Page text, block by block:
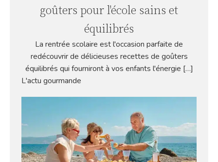
goûters pour l'école sains et
équilibrés
La rentrée scolaire est l'occasion parfaite de
redécouvrir de délicieuses recettes de goûters
équilibrés qui fourniront à vos enfants l'énergie […]
L'actu gourmande